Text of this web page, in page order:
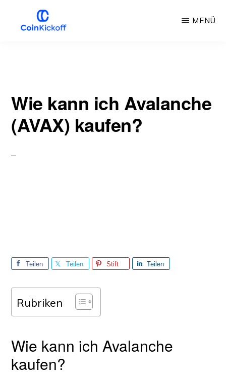
Hauptinhalt
MENÜ
Wie kann ich Avalanche
(AVAX) kaufen?
Teilen
Teilen
Stift
Teilen
Rubriken
Wie kann ich Avalanche
kaufen?